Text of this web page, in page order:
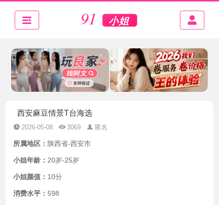
西安麻豆情景T台海选
2026-05-08 3069 匿名
所属地区： 陕西省-西安市
小姐年龄： 20岁-25岁
小姐颜值： 10分
消费水平： 598